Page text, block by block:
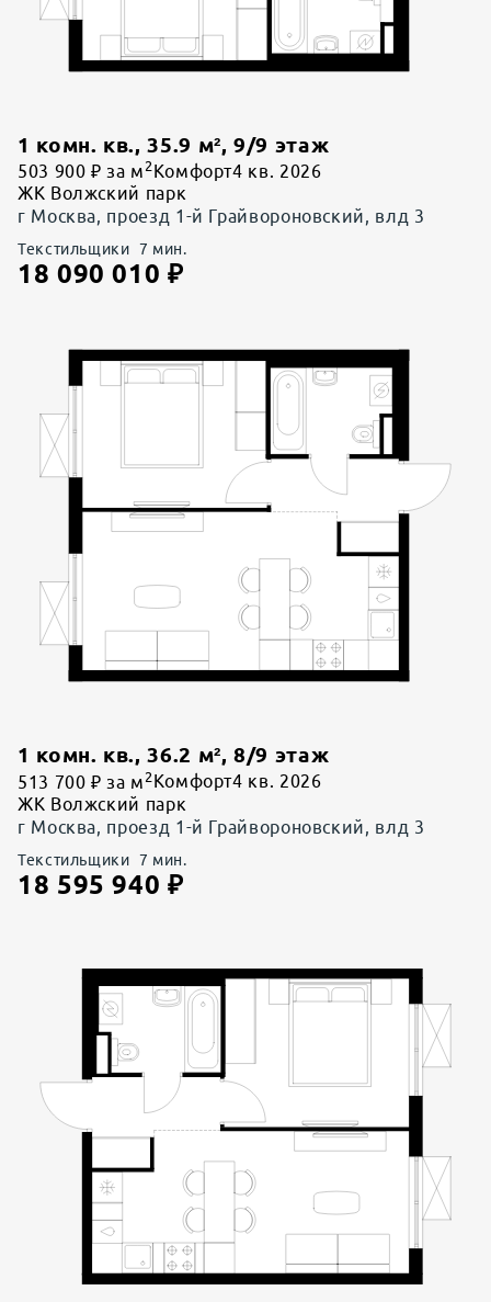
1 комн. кв., 35.9 м²,9/9 этаж
503 900 ₽ за м 2 Комфорт4 кв. 2026
ЖК Волжский парк
г Москва, проезд 1-й Грайвороновский, влд 3
Текстильщики 7 мин.
18 090 010 ₽
1 комн. кв., 36.2 м²,8/9 этаж
513 700 ₽ за м 2 Комфорт4 кв. 2026
ЖК Волжский парк
г Москва, проезд 1-й Грайвороновский, влд 3
Текстильщики 7 мин.
18 595 940 ₽